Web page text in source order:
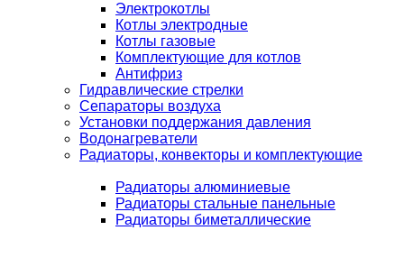
Электрокотлы
Котлы электродные
Котлы газовые
Комплектующие для котлов
Антифриз
Гидравлические стрелки
Сепараторы воздуха
Установки поддержания давления
Водонагреватели
Радиаторы, конвекторы и комплектующие
Радиаторы алюминиевые
Радиаторы стальные панельные
Радиаторы биметаллические